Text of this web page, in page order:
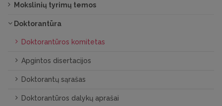
Mokslinių tyrimų temos
Doktorantūra
Doktorantūros komitetas
Apgintos disertacijos
Doktorantų sąrašas
Doktorantūros dalykų aprašai